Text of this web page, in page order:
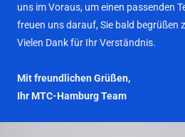
uns im Voraus, um einen passenden
freuen uns darauf, Sie bald begrüßen
Vielen Dank für Ihr Verständnis.
Mit freundlichen Grüßen,
Ihr MTC-Hamburg Team